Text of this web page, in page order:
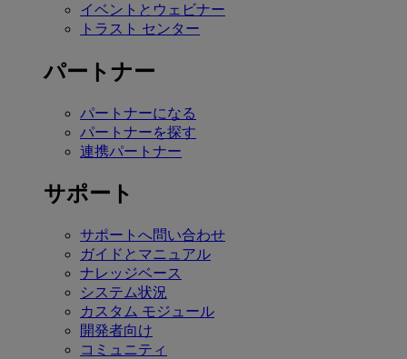
イベントとウェビナー
トラスト センター
パートナー
パートナーになる
パートナーを探す
連携パートナー
サポート
サポートへ問い合わせ
ガイドとマニュアル
ナレッジベース
システム状況
カスタム モジュール
開発者向け
コミュニティ